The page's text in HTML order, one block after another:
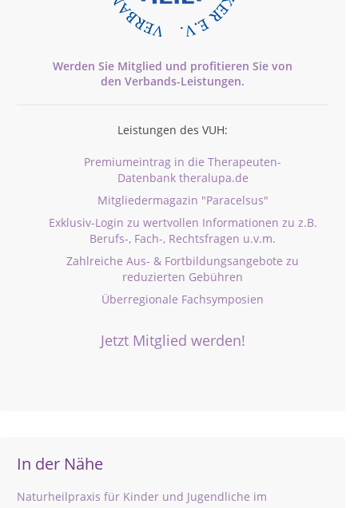
Werden Sie Mitglied und profitieren Sie von
den Verbands-Leistungen.
Leistungen des VUH:
Premiumeintrag in die Therapeuten-
Datenbank theralupa.de
Mitgliedermagazin "Paracelsus"
Exklusiv-Login zu wertvollen Informationen zu z.B.
Berufs-, Fach-, Rechtsfragen u.v.m.
Zahlreiche Aus- & Fortbildungsangebote zu
reduzierten Gebühren
Überregionale Fachsymposien
Jetzt Mitglied werden!
In der Nähe
Naturheilpraxis für Kinder und Jugendliche im